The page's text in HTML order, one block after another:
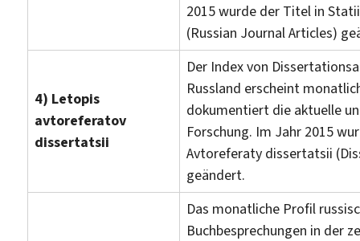
2015 wurde der Titel in
(Russian Journal Articles)
4) Letopis
avtoreferatov
dissertatsii
Der Index von
Russland erscheint
dokumentiert die aktuelle
Forschung. Im Jahr 2015
Avtoreferaty dissertatsii
geändert.
Das monatliche Profil
Buchbesprechungen in der